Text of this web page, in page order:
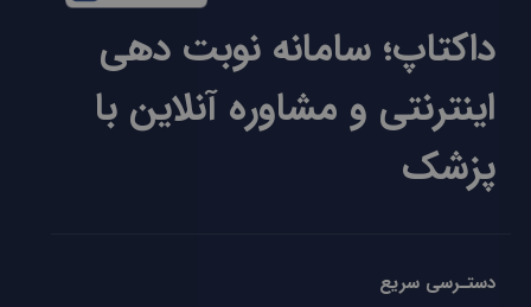
داکتاپ؛ سامانه نوبت دهی
اینترنتی و مشاوره آنلاین با
پزشک
دستـرسی سریع